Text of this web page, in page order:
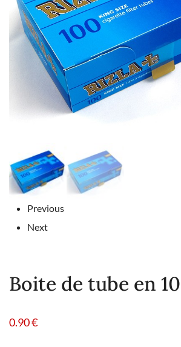
Previous
Next
Boite de tube en
0.90€